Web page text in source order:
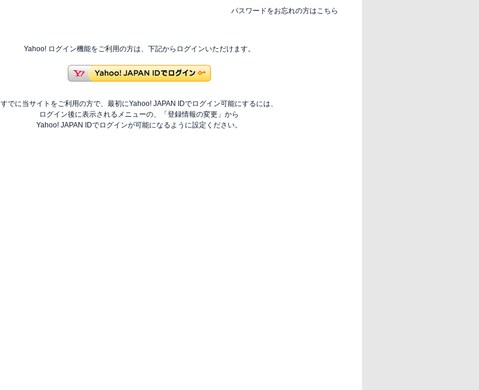
パスワードをお忘れの方はこちら
Yahoo! ログイン機能をご利用の方は、下記からログインいただけます。
すでに当サイトをご利用の方で、最初にYahoo! JAPAN IDでログイン可能にするには、
ログイン後に表示されるメニューの、「登録情報の変更」から
Yahoo! JAPAN IDでログインが可能になるように設定ください。